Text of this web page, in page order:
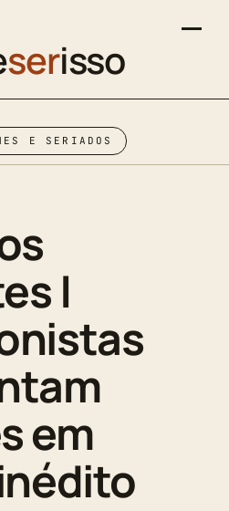
serisso
E SERIADOS
|
em